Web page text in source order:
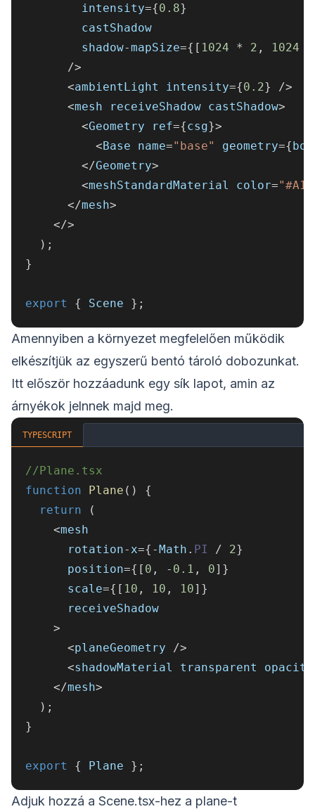
        intensity
={0.8}
        castShadow
        shadow
-mapSize={ [ 1024 * 2 , 1024
/>
<ambientLight intensity={0.2} />
<mesh receiveShadow castShadow>
<Geometry ref={csg}>
<Base name="base" geometry={box
</Geometry>
<meshStandardMaterial color=
</mesh>
</>
) ;
}
export { Scene } ;
Amennyiben a környezet megfelelően működik
elkészítjük az egyszerű bentó tároló dobozunkat.
Itt először hozzáadunk egy sík lapot, amin az
árnyékok jelnnek majd meg.
TYPESCRIPT
//Plane.tsx
function
Plane ( )
{
return
(
<mesh
      rotation
- x={ -Math . PI / 2}
      position
={ [ 0 , - 0.1 , 0] }
      scale
={ [ 10 , 10 , 10] }
      receiveShadow
>
<planeGeometry />
<shadowMaterial transparent opacity
</mesh>
) ;
}
export { Plane } ;
Adjuk hozzá a Scene.tsx-hez a plane-t